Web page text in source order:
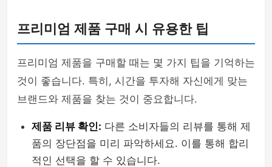
프리미엄 제품 구매 시 유용한 팁
프리미엄 제품을 구매할 때는 몇 가지 팁을 기억하는
것이 좋습니다. 특히, 시간을 투자해 자신에게 맞는
브랜드와 제품을 찾는 것이 중요합니다.
제품 리뷰 확인: 다른 소비자들의 리뷰를 통해 제
품의 장단점을 미리 파악하세요. 이를 통해 합리
적인 선택을 할 수 있습니다.